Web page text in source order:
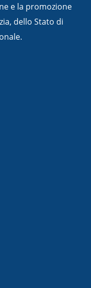
e la promozione
dello Stato di